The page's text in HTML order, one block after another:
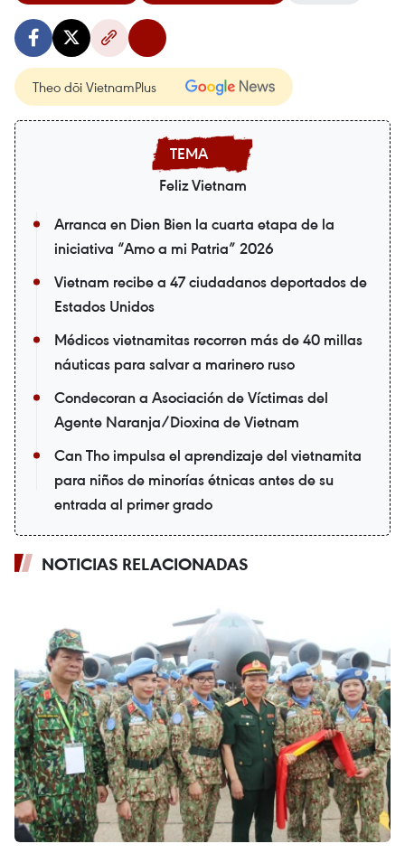
Theo dõi VietnamPlus
Feliz Vietnam
Arranca en Dien Bien la cuarta etapa de la
iniciativa “Amo a mi Patria” 2026
Vietnam recibe a 47 ciudadanos deportados de
Estados Unidos
Médicos vietnamitas recorren más de 40 millas
náuticas para salvar a marinero ruso
Condecoran a Asociación de Víctimas del
Agente Naranja/Dioxina de Vietnam
Can Tho impulsa el aprendizaje del vietnamita
para niños de minorías étnicas antes de su
entrada al primer grado
NOTICIAS RELACIONADAS